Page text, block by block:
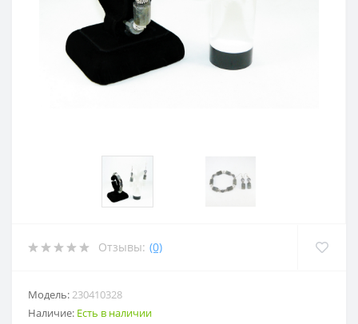
Отзывы: (0)
Модель:230410328
Наличие: Есть в наличии